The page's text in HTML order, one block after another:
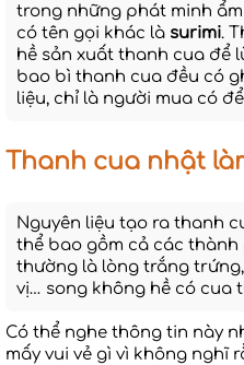
trong những phát minh
có tên gọi khác là surimi.
hề sản xuất thanh cua để
bao bì thanh cua đều có
liệu, chỉ là người mua có
Thanh cua nhật
Nguyên liệu tạo ra thanh
thể bao gồm cả các
thường là lòng trắng
vị… song không hề có cua
Có thể nghe thông tin này
mấy vui vẻ gì vì không nghĩ